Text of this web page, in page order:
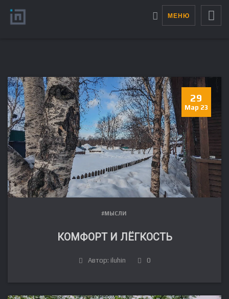
МЕНЮ
29
Мар 23
#МЫСЛИ
КОМФОРТ И ЛЁГКОСТЬ
Автор: iluhin 0